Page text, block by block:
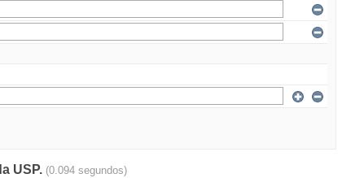
USP. (0.094 segundos)